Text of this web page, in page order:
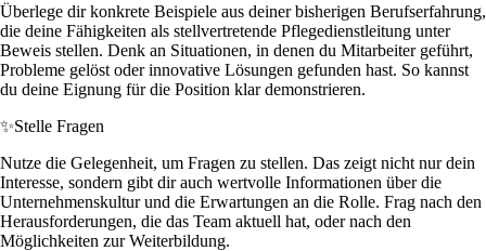
Überlege dir konkrete Beispiele aus deiner bisherigen Berufserfahrung,
die deine Fähigkeiten als stellvertretende Pflegedienstleitung unter
Beweis stellen. Denk an Situationen, in denen du Mitarbeiter geführt,
Probleme gelöst oder innovative Lösungen gefunden hast. So kannst
du deine Eignung für die Position klar demonstrieren.
✨Stelle Fragen
Nutze die Gelegenheit, um Fragen zu stellen. Das zeigt nicht nur dein
Interesse, sondern gibt dir auch wertvolle Informationen über die
Unternehmenskultur und die Erwartungen an die Rolle. Frag nach den
Herausforderungen, die das Team aktuell hat, oder nach den
Möglichkeiten zur Weiterbildung.